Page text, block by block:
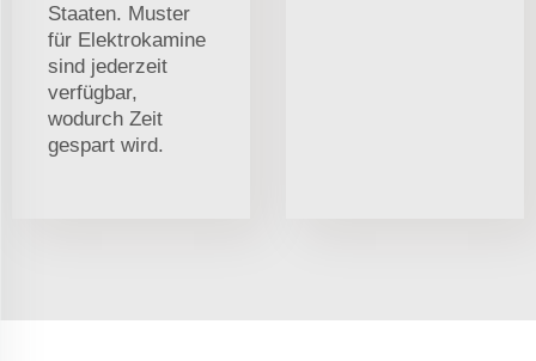
Staaten. Muster
für Elektrokamine
sind jederzeit
verfügbar,
wodurch Zeit
gespart wird.